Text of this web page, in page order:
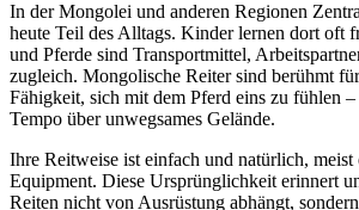
In der Mongolei und anderen Regionen
heute Teil des Alltags. Kinder lernen dort oft
und Pferde sind Transportmittel,
zugleich. Mongolische Reiter sind berühmt
Fähigkeit, sich mit dem Pferd eins zu fühlen
Tempo über unwegsames Gelände.
Ihre Reitweise ist einfach und natürlich, meist
Equipment. Diese Ursprünglichkeit erinnert
Reiten nicht von Ausrüstung abhängt,